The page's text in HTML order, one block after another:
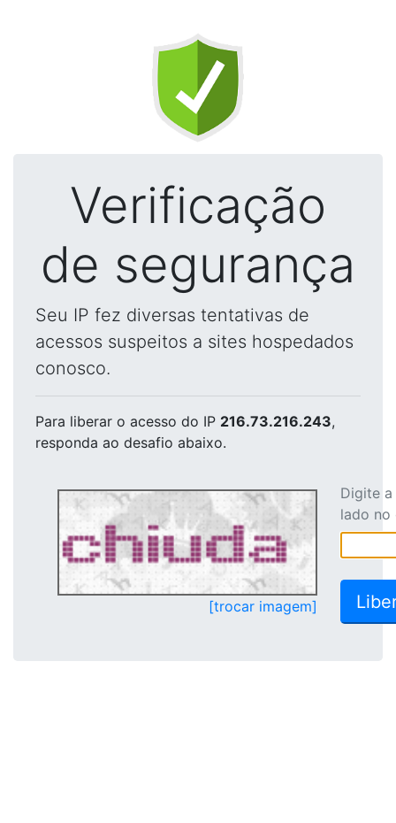
Verificação
de segurança
Seu IP fez diversas tentativas de
acessos suspeitos a sites hospedados
conosco.
Para liberar o acesso do IP 216.73.216.243,
responda ao desafio abaixo.
[trocar imagem]
Digite
lado no